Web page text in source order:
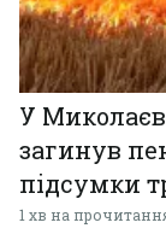
У
загинув
підсумки
1 хв на